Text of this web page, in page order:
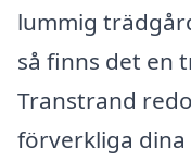
lummig
så finns det en
Transtrand
förverkliga dina